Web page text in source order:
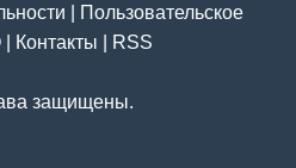
Пользовательское
Контакты RSS
защищены.